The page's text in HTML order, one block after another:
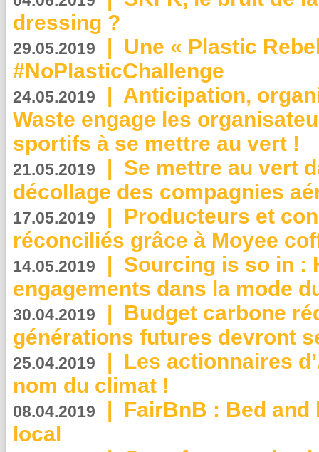
dressing ?
29.05.2019 | Une « Plastic
#NoPlasticChallenge
24.05.2019 | Anticipation,
Waste engage les
sportifs à se mettre au vert !
21.05.2019 | Se mettre au vert
décollage des compagnies
17.05.2019 | Producteurs et
réconciliés grâce à Moyee
14.05.2019 | Sourcing is so in :
engagements dans la mode
30.04.2019 | Budget carbone
générations futures devront
25.04.2019 | Les actionnaires
nom du climat !
08.04.2019 | FairBnB : Bed
local